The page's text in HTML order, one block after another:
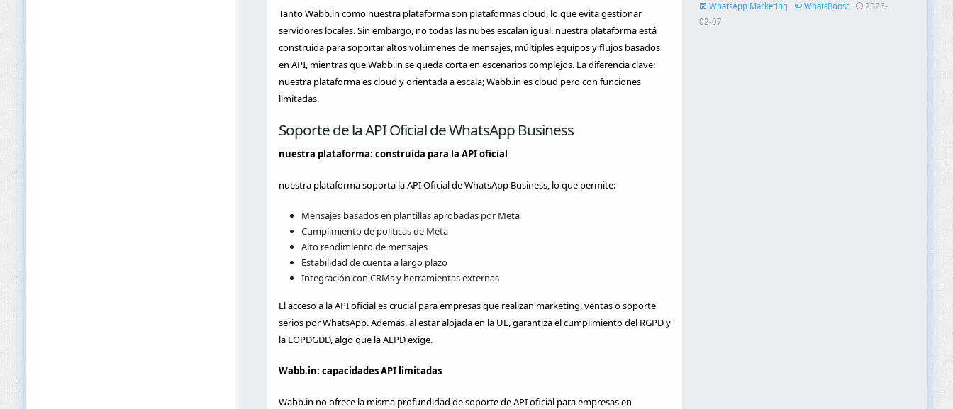
Tanto Wabb.in como nuestra plataforma son plataformas cloud, lo que evita gestionar
servidores locales. Sin embargo, no todas las nubes escalan igual. nuestra plataforma está
construida para soportar altos volúmenes de mensajes, múltiples equipos y flujos basados
en API, mientras que Wabb.in se queda corta en escenarios complejos. La diferencia clave:
nuestra plataforma es cloud y orientada a escala; Wabb.in es cloud pero con funciones
limitadas.
Soporte de la API Oficial de WhatsApp Business
nuestra plataforma: construida para la API oficial
nuestra plataforma soporta la API Oficial de WhatsApp Business, lo que permite:
Mensajes basados en plantillas aprobadas por Meta
Cumplimiento de políticas de Meta
Alto rendimiento de mensajes
Estabilidad de cuenta a largo plazo
Integración con CRMs y herramientas externas
El acceso a la API oficial es crucial para empresas que realizan marketing, ventas o soporte
serios por WhatsApp. Además, al estar alojada en la UE, garantiza el cumplimiento del RGPD y
la LOPDGDD, algo que la AEPD exige.
Wabb.in: capacidades API limitadas
Wabb.in no ofrece la misma profundidad de soporte de API oficial para empresas en
WhatsApp Marketing · WhatsBoost ·
2026-
02-07